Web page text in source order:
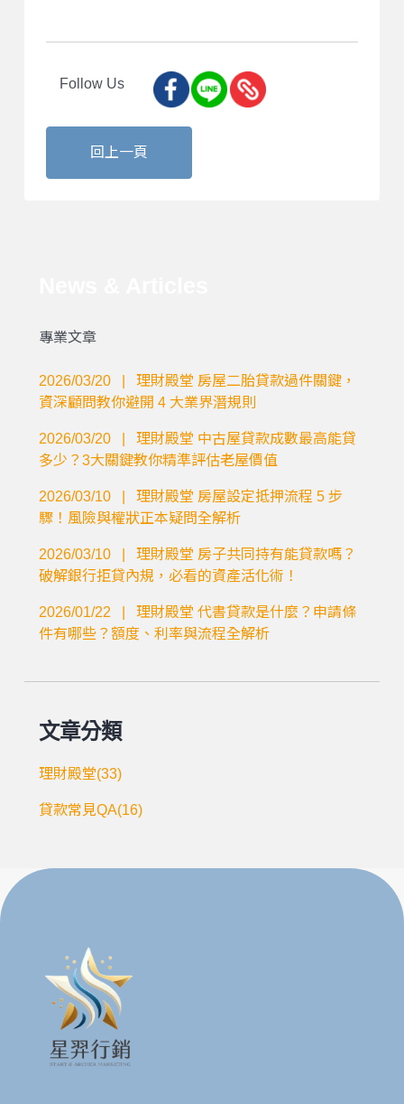
Follow Us
回上一頁
專業文章
2026/03/20 理財殿堂 房屋二胎貸款過件關鍵，
資深顧問教你避開 4 大業界潛規則
2026/03/20 理財殿堂 中古屋貸款成數最高能貸
多少？3大關鍵教你精準評估老屋價值
2026/03/10 理財殿堂 房屋設定抵押流程 5 步
驟！風險與權狀正本疑問全解析
2026/03/10 理財殿堂 房子共同持有能貸款嗎？
破解銀行拒貸內規，必看的資產活化術！
2026/01/22 理財殿堂 代書貸款是什麼？申請條
件有哪些？額度、利率與流程全解析
文章分類
理財殿堂(33)
貸款常見QA(16)